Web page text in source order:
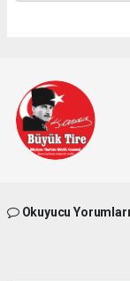
Okuyucu Yorumları